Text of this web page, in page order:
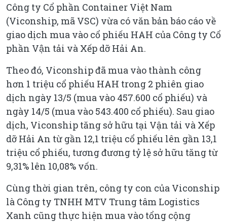
Công ty Cổ phần Container Việt Nam
(Viconship, mã VSC) vừa có văn bản báo cáo về
giao dịch mua vào cổ phiếu HAH của Công ty Cổ
phần Vận tải và Xếp dỡ Hải An.
Theo đó, Viconship đã mua vào thành công
hơn 1 triệu cổ phiếu HAH trong 2 phiên giao
dịch ngày 13/5 (mua vào 457.600 cổ phiếu) và
ngày 14/5 (mua vào 543.400 cổ phiếu). Sau giao
dịch, Viconship tăng sở hữu tại Vận tải và Xếp
dỡ Hải An từ gần 12,1 triệu cổ phiếu lên gần 13,1
triệu cổ phiếu, tương đương tỷ lệ sở hữu tăng từ
9,31% lên 10,08% vốn.
Cùng thời gian trên, công ty con của Viconship
là Công ty TNHH MTV Trung tâm Logistics
Xanh cũng thực hiện mua vào tổng cộng